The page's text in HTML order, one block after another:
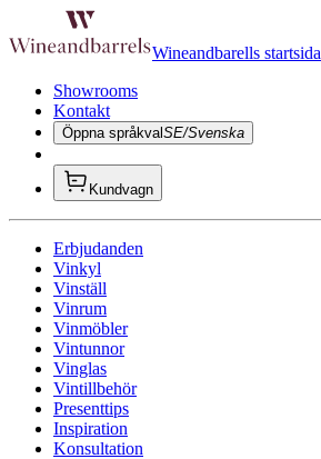
Wineandbarells startsida
Showrooms
Kontakt
Öppna språkvalSE/Svenska
Kundvagn
Erbjudanden
Vinkyl
Vinställ
Vinrum
Vinmöbler
Vintunnor
Vinglas
Vintillbehör
Presenttips
Inspiration
Konsultation